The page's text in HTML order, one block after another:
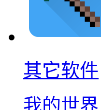
其它软件
我的世